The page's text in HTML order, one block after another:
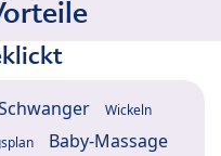
Wickeln
Baby-Massage